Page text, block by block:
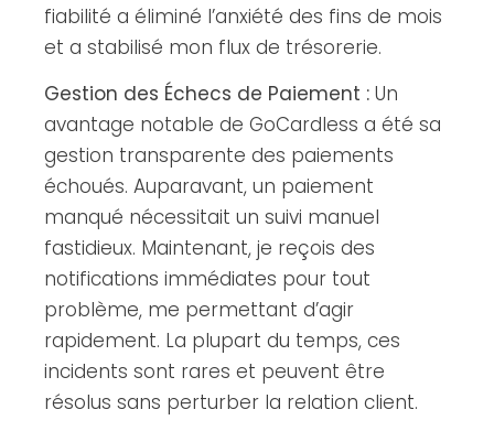
fiabilité a éliminé l’anxiété des fins de mois
et a stabilisé mon flux de trésorerie.
Gestion des Échecs de Paiement : Un
avantage notable de GoCardless a été sa
gestion transparente des paiements
échoués. Auparavant, un paiement
manqué nécessitait un suivi manuel
fastidieux. Maintenant, je reçois des
notifications immédiates pour tout
problème, me permettant d’agir
rapidement. La plupart du temps, ces
incidents sont rares et peuvent être
résolus sans perturber la relation client.